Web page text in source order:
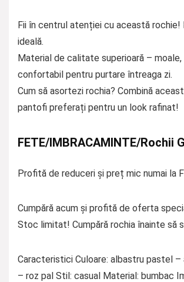
Fii în centrul atenției cu această rochie!
ideală.
Material de calitate superioară – moale,
confortabil pentru purtare întreaga zi.
Cum să asortezi rochia? Combină
pantofi preferați pentru un look rafinat!
FETE/IMBRACAMINTE/Rochii
Profită de reduceri și preț mic numai la
Cumpără acum și profită de oferta
Stoc limitat! Cumpără rochia înainte să
Caracteristici Culoare: albastru pastel –
– roz pal Stil: casual Material: bumbac